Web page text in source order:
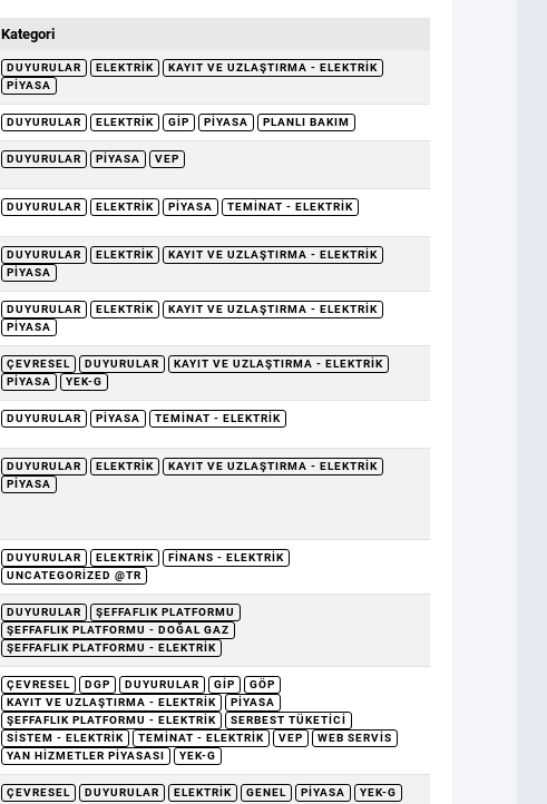
Kategori
DUYURULAR ELEKTRIK
KAYIT VE UZLAŞTIRMA - ELEKTRIK
PIYASA
DUYURULAR ELEKTRIK GİP PIYASA PLANLI BAKIM
DUYURULAR PIYASA VEP
DUYURULAR ELEKTRIK PIYASA TEMINAT - ELEKTRIK
DUYURULAR ELEKTRIK
KAYIT VE UZLAŞTIRMA - ELEKTRIK
PIYASA
DUYURULAR ELEKTRIK
KAYIT VE UZLAŞTIRMA - ELEKTRIK
PIYASA
ÇEVRESEL DUYURULAR
KAYIT VE UZLAŞTIRMA - ELEKTRIK
PIYASA
YEK-G
DUYURULAR PIYASA TEMINAT - ELEKTRIK
DUYURULAR ELEKTRIK
KAYIT VE UZLAŞTIRMA - ELEKTRIK
PIYASA
DUYURULAR ELEKTRIK
FINANS - ELEKTRIK
UNCATEGORIZED @TR
DUYURULAR
ŞEFFAFLIK PLATFORMU
ŞEFFAFLIK PLATFORMU - DOĞAL GAZ
ŞEFFAFLIK PLATFORMU - ELEKTRIK
ÇEVRESEL DGP DUYURULAR GİP
GÖP
KAYIT VE UZLAŞTIRMA - ELEKTRIK
PIYASA
ŞEFFAFLIK PLATFORMU - ELEKTRIK
SERBEST TÜKETICI
SISTEM - ELEKTRIK
TEMINAT - ELEKTRIK VEP
WEB SERVIS
YAN HIZMETLER PIYASASI
YEK-G
ÇEVRESEL DUYURULAR ELEKTRIK GENEL PIYASA YEK-G